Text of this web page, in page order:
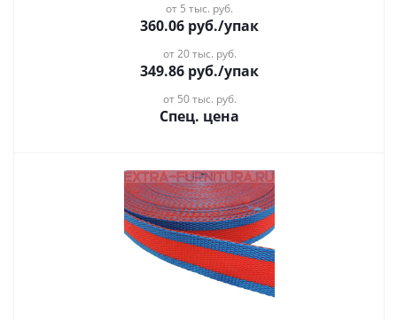
от 5 тыс. руб.
360.06 руб./упак
от 20 тыс. руб.
349.86 руб./упак
от 50 тыс. руб.
Спец. цена